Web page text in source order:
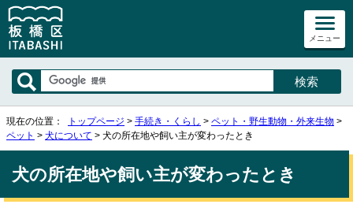
メニュー
現在の位置： トップページ > 手続き・くらし > ペット・野生動物・外来生物 >
ペット > 犬について > 犬の所在地や飼い主が変わったとき
犬の所在地や飼い主が変わったとき